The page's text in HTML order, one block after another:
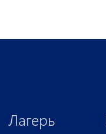
Лагерь